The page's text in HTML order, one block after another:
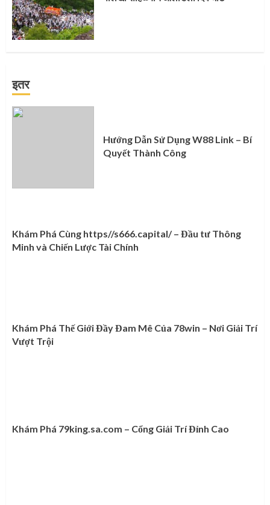
इतर
Hướng Dẫn Sử Dụng W88 Link – Bí
Quyết Thành Công
Khám Phá Cùng https//s666.capital/ – Đầu tư Thông
Minh và Chiến Lược Tài Chính
Khám Phá Thế Giới Đầy Đam Mê Của 78win – Nơi Giải Trí
Vượt Trội
Khám Phá 79king.sa.com – Cổng Giải Trí Đỉnh Cao